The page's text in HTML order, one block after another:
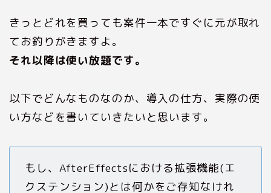
きっとどれを買っても案件一本ですぐに元が取れ
てお釣りがきますよ。
それ以降は使い放題です。
以下でどんなものなのか、導入の仕方、実際の使
い方などを書いていきたいと思います。
もし、AfterEffectsにおける拡張機能(エ
クステンション)とは何かをご存知なけれ